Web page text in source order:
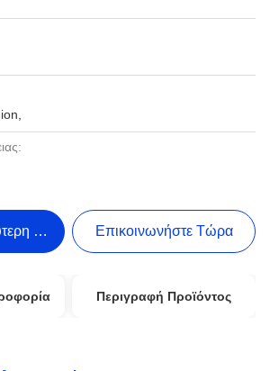
Τιμή Επικοινωνήστε Τώρα
Περιγραφή Προϊόντος